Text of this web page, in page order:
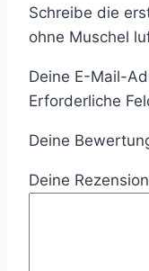
Schreibe die
ohne Muschel
Deine E-Mail-
Erforderliche
Deine
Deine Rezension